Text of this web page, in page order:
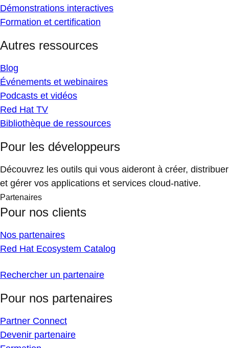
Démonstrations interactives
Formation et certification
Autres ressources
Blog
Événements et webinaires
Podcasts et vidéos
Red Hat TV
Bibliothèque de ressources
Pour les développeurs
Découvrez les outils qui vous aideront à créer, distribuer
et gérer vos applications et services cloud-native.
Partenaires
Pour nos clients
Nos partenaires
Red Hat Ecosystem Catalog
Rechercher un partenaire
Pour nos partenaires
Partner Connect
Devenir partenaire